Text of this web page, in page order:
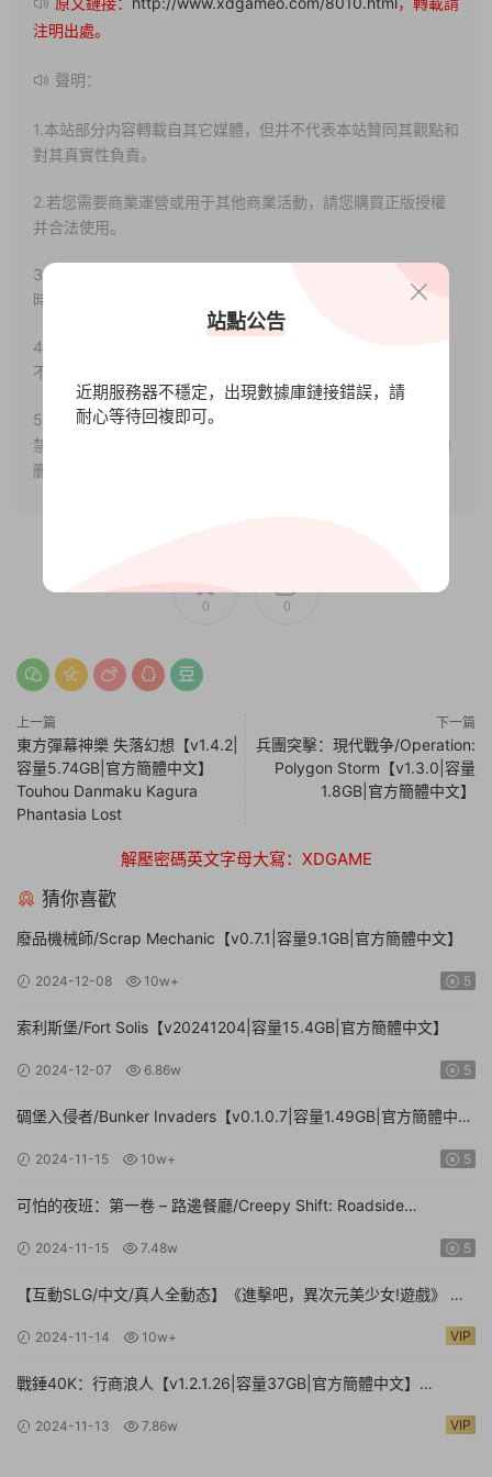
注明出處。
聲明：
1.本站部分内容轉載自其它媒體，但并不代表本站贊同其觀點和
對其真實性負責。
2.若您需要商業運營或用于其他商業活動，請您購買正版授權
并合法使用。
3.如果本站有侵犯、不妥之處的資源，請聯系我們。将會第一
時間解決！
4.本站部分内容均由互聯網收集整理，僅供大家參考、學習，
不存在任何商業目的與商業用途。
5.本站提供的所有資源僅供參考學習使用，版權歸原著所有，
禁止下載本站資源參與任何商業和非法行爲，請于24小時之内
删除!
0 0
上一篇
東方彈幕神樂 失落幻想【v1.4.2|
容量5.74GB|官方簡體中文】
Touhou Danmaku Kagura
Phantasia Lost
下一篇
兵團突擊：現代戰争/Operation:
Polygon Storm【v1.3.0|容量
1.8GB|官方簡體中文】
解壓密碼英文字母大寫：XDGAME
猜你喜歡
廢品機械師/Scrap Mechanic【v0.7.1|容量9.1GB|官方簡體中文】
2024-12-08 10w+ 5
索利斯堡/Fort Solis【v20241204|容量15.4GB|官方簡體中文】
2024-12-07 6.86w 5
碉堡入侵者/Bunker Invaders【v0.1.0.7|容量1.49GB|官方簡體中
2024-11-15 10w+ 5
可怕的夜班：第一卷 – 路邊餐廳/Creepy Shift: Roadside
2024-11-15 7.48w 5
【互動SLG/中文/真人全動态】《進擊吧，異次元美少女!遊戲》 官
2024-11-14 10w+ VIP
戰錘40K：行商浪人【v1.2.1.26|容量37GB|官方簡體中文】
2024-11-13 7.86w VIP
站點公告
近期服務器不穩定，出現數據庫鏈接錯誤，請
耐心等待回複即可。